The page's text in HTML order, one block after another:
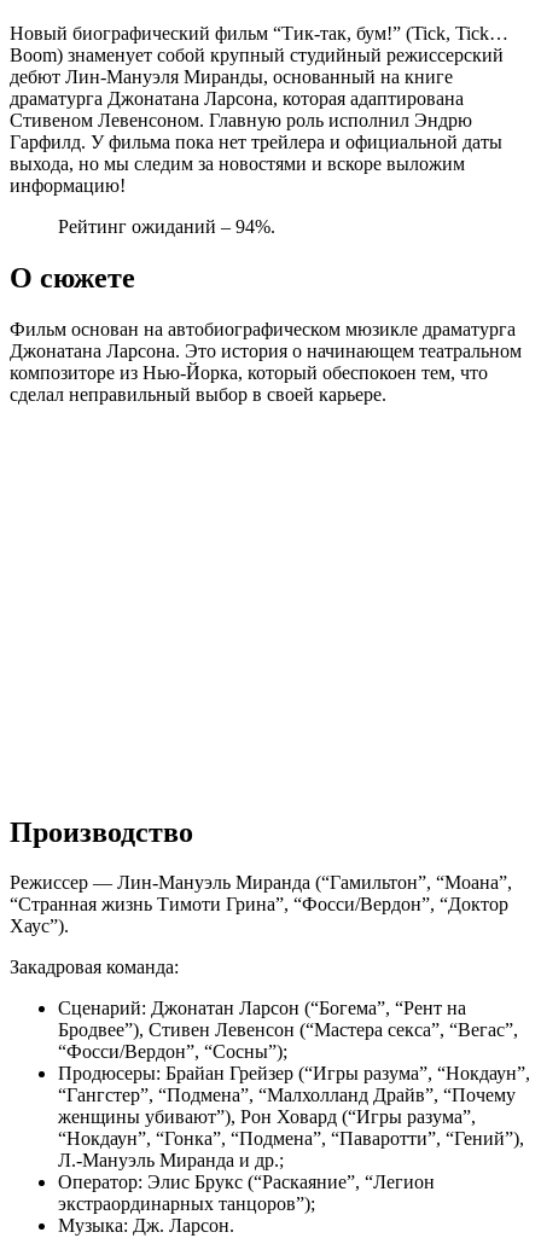
Новый биографический фильм “Тик-так, бум!” (Tick, Tick…
Boom) знаменует собой крупный студийный режиссерский
дебют Лин-Мануэля Миранды, основанный на книге
драматурга Джонатана Ларсона, которая адаптирована
Стивеном Левенсоном. Главную роль исполнил Эндрю
Гарфилд. У фильма пока нет трейлера и официальной даты
выхода, но мы следим за новостями и вскоре выложим
информацию!
Рейтинг ожиданий – 94%.
О сюжете
Фильм основан на автобиографическом мюзикле драматурга
Джонатана Ларсона. Это история о начинающем театральном
композиторе из Нью-Йорка, который обеспокоен тем, что
сделал неправильный выбор в своей карьере.
Производство
Режиссер — Лин-Мануэль Миранда (“Гамильтон”, “Моана”,
“Странная жизнь Тимоти Грина”, “Фосси/Вердон”, “Доктор
Хаус”).
Закадровая команда:
Сценарий: Джонатан Ларсон (“Богема”, “Рент на
Бродвее”), Стивен Левенсон (“Мастера секса”, “Вегас”,
“Фосси/Вердон”, “Сосны”);
Продюсеры: Брайан Грейзер (“Игры разума”, “Нокдаун”,
“Гангстер”, “Подмена”, “Малхолланд Драйв”, “Почему
женщины убивают”), Рон Ховард (“Игры разума”,
“Нокдаун”, “Гонка”, “Подмена”, “Паваротти”, “Гений”),
Л.-Мануэль Миранда и др.;
Оператор: Элис Брукс (“Раскаяние”, “Легион
экстраординарных танцоров”);
Музыка: Дж. Ларсон.